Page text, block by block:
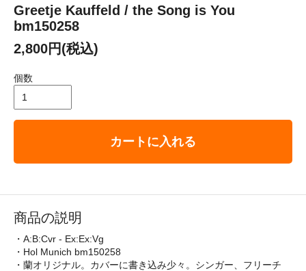
Greetje Kauffeld / the Song is You
bm150258
2,800円(税込)
個数
カートに入れる
商品の説明
・A:B:Cvr - Ex:Ex:Vg
・Hol Munich bm150258
・蘭オリジナル。カバーに書き込み少々。シンガー、フリーチ